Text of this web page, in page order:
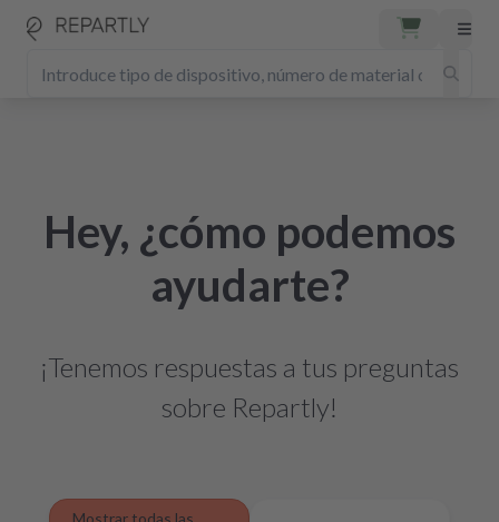
Hey, ¿cómo podemos
ayudarte?
¡Tenemos respuestas a tus preguntas
sobre Repartly!
Mostrar todas las